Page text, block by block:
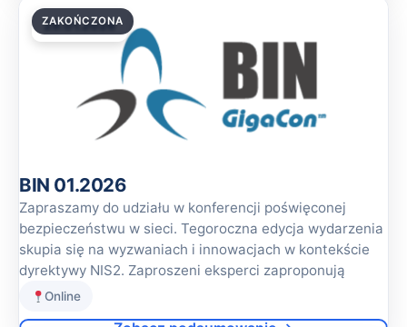
29.01.2026
ZAKOŃCZONA
BIN 01.2026
Zapraszamy do udziału w konferencji poświęconej
bezpieczeństwu w sieci. Tegoroczna edycja wydarzenia
skupia się na wyzwaniach i innowacjach w kontekście
dyrektywy NIS2. Zaproszeni eksperci zaproponują
Online